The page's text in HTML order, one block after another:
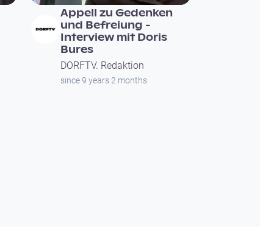
Appell zu Gedenken
und Befreiung -
Interview mit Doris
Bures
DORFTV. Redaktion
since 9 years 2 months